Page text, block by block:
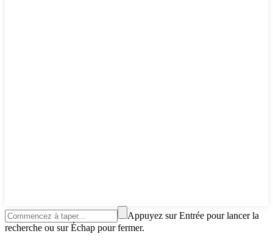
Appuyez sur Entrée pour lancer la
recherche ou sur Échap pour fermer.